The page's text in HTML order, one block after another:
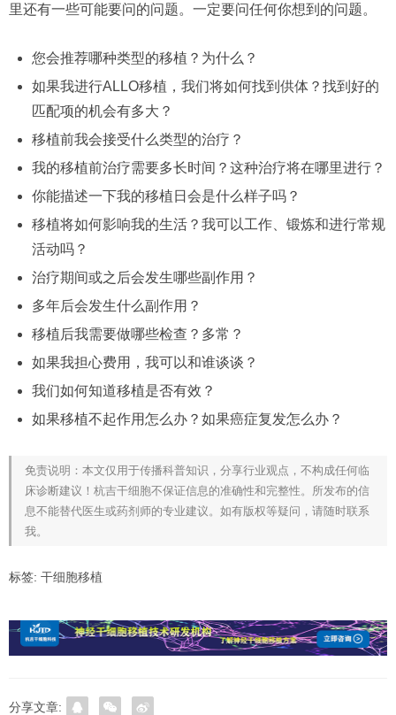
里还有一些可能要问的问题。一定要问任何你想到的问题。
您会推荐哪种类型的移植？为什么？
如果我进行ALLO移植，我们将如何找到供体？找到好的
匹配项的机会有多大？
移植前我会接受什么类型的治疗？
我的移植前治疗需要多长时间？这种治疗将在哪里进行？
你能描述一下我的移植日会是什么样子吗？
移植将如何影响我的生活？我可以工作、锻炼和进行常规
活动吗？
治疗期间或之后会发生哪些副作用？
多年后会发生什么副作用？
移植后我需要做哪些检查？多常？
如果我担心费用，我可以和谁谈谈？
我们如何知道移植是否有效？
如果移植不起作用怎么办？如果癌症复发怎么办？
免责说明：本文仅用于传播科普知识，分享行业观点，不构成任何临
床诊断建议！杭吉干细胞不保证信息的准确性和完整性。所发布的信
息不能替代医生或药剂师的专业建议。如有版权等疑问，请随时联系
我。
标签: 干细胞移植
分享文章: